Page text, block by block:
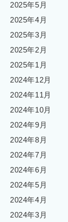
2025年5月
2025年4月
2025年3月
2025年2月
2025年1月
2024年12月
2024年11月
2024年10月
2024年9月
2024年8月
2024年7月
2024年6月
2024年5月
2024年4月
2024年3月